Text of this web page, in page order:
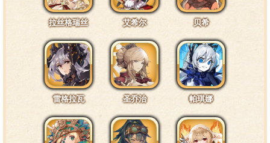
特训4阶段台词5·通常6
听……好像有人在唱歌……
特训7阶段台词1·头部4
拉丝格瑞丝 艾希尔 贝希
雷格拉瓦 圣乔治 帕琪娜